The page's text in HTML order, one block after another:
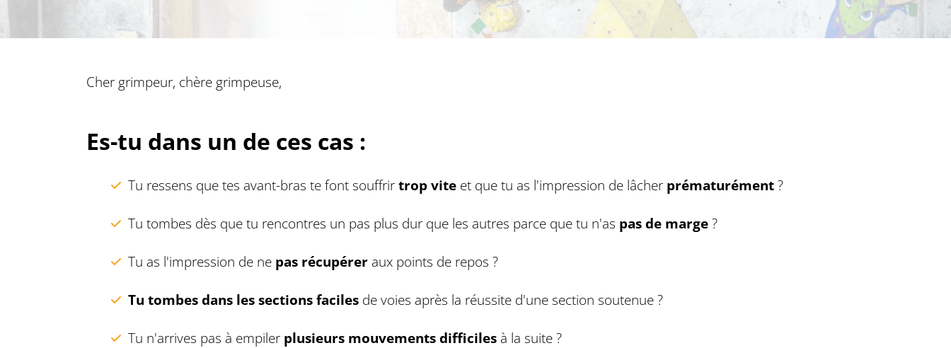
Cher grimpeur, chère grimpeuse,
Es-tu dans un de ces cas :
Tu ressens que tes avant-bras te font souffrirtrop vite et que tu as l'impression de lâcher prématurément?
Tu tombes dès que tu rencontres un pas plus dur que les autres parce que tu n'as pas de marge?
Tu as l'impression de ne pas récupérer aux points de repos ?
Tu tombes dans les sections faciles de voies après la réussite d'une section soutenue ?
Tu n'arrives pas à empiler plusieurs mouvements difficiles à la suite ?